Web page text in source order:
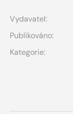
Vydavatel:
Publikováno:
Kategorie: